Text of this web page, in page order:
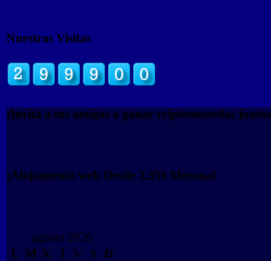
Nuestras Visitas
¡Invita a tus amigos a ganar criptomonedas
¡Alojamiento web Desde 2.35$ Mensual
agosto 2026
L M X J V S D